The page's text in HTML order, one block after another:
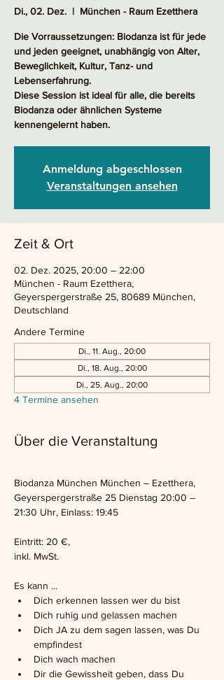
Di., 02. Dez.
  |
München - Raum Ezetthera
Die Vorraussetzungen: Biodanza ist für jede
und jeden geeignet, unabhängig von Alter,
Beweglichkeit, Kultur, Tanz- und
Lebenserfahrung.
Diese Session ist ideal für alle, die bereits
Biodanza oder ähnlichen Systeme
kennengelernt haben.
Anmeldung abgeschlossen
Veranstaltungen ansehen
Zeit & Ort
02. Dez. 2025, 20:00 – 22:00
München - Raum Ezetthera,
Geyerspergerstraße 25, 80689 München,
Deutschland
Andere Termine
Di., 11. Aug., 20:00
Di., 18. Aug., 20:00
Di., 25. Aug., 20:00
4 Termine ansehen
Über die Veranstaltung
Biodanza München München – Ezetthera,
Geyerspergerstraße 25 Dienstag 20:00 –
21:30 Uhr, Einlass: 19:45
Eintritt: 20 €,
inkl. MwSt.
Es kann ...
Dich erkennen lassen wer du bist
Dich ruhig und gelassen machen
Dich JA zu dem sagen lassen, was Du
empfindest
Dich wach machen
Dir die Gewissheit geben, dass Du